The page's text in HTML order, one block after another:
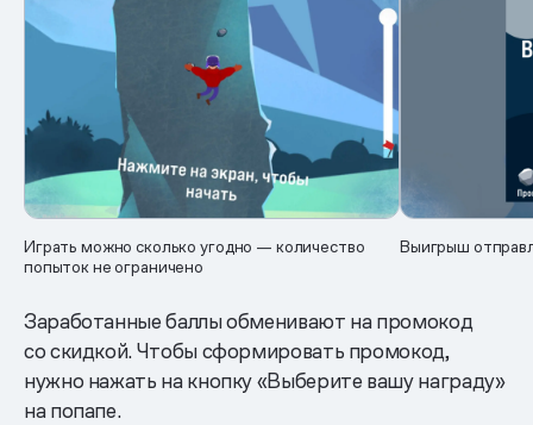
Играть можно сколько угодно — количество
попыток не ограничено
Выигрыш
Заработанные баллы обменивают на промокод
со скидкой. Чтобы сформировать промокод,
нужно нажать на кнопку «Выберите вашу награду»
на попапе.